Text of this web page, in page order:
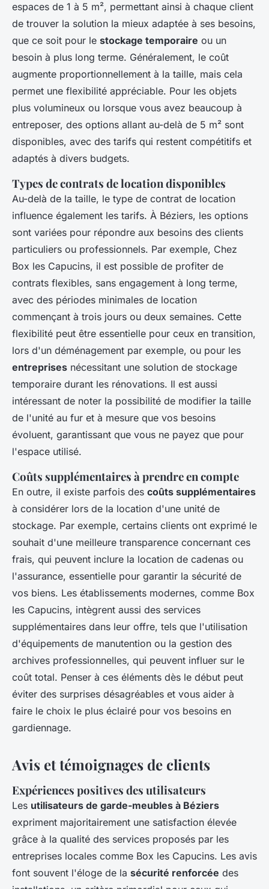
espaces de 1 à 5 m², permettant ainsi à chaque client
de trouver la solution la mieux adaptée à ses besoins,
que ce soit pour le stockage temporaire ou un
besoin à plus long terme. Généralement, le coût
augmente proportionnellement à la taille, mais cela
permet une flexibilité appréciable. Pour les objets
plus volumineux ou lorsque vous avez beaucoup à
entreposer, des options allant au-delà de 5 m² sont
disponibles, avec des tarifs qui restent compétitifs et
adaptés à divers budgets.
Types de contrats de location disponibles
Au-delà de la taille, le type de contrat de location
influence également les tarifs. À Béziers, les options
sont variées pour répondre aux besoins des clients
particuliers ou professionnels. Par exemple, Chez
Box les Capucins, il est possible de profiter de
contrats flexibles, sans engagement à long terme,
avec des périodes minimales de location
commençant à trois jours ou deux semaines. Cette
flexibilité peut être essentielle pour ceux en transition,
lors d'un déménagement par exemple, ou pour les
entreprises nécessitant une solution de stockage
temporaire durant les rénovations. Il est aussi
intéressant de noter la possibilité de modifier la taille
de l'unité au fur et à mesure que vos besoins
évoluent, garantissant que vous ne payez que pour
l'espace utilisé.
Coûts supplémentaires à prendre en compte
En outre, il existe parfois des coûts supplémentaires
à considérer lors de la location d'une unité de
stockage. Par exemple, certains clients ont exprimé le
souhait d'une meilleure transparence concernant ces
frais, qui peuvent inclure la location de cadenas ou
l'assurance, essentielle pour garantir la sécurité de
vos biens. Les établissements modernes, comme Box
les Capucins, intègrent aussi des services
supplémentaires dans leur offre, tels que l'utilisation
d'équipements de manutention ou la gestion des
archives professionnelles, qui peuvent influer sur le
coût total. Penser à ces éléments dès le début peut
éviter des surprises désagréables et vous aider à
faire le choix le plus éclairé pour vos besoins en
gardiennage.
Avis et témoignages de clients
Expériences positives des utilisateurs
Les utilisateurs de garde-meubles à Béziers
expriment majoritairement une satisfaction élevée
grâce à la qualité des services proposés par les
entreprises locales comme Box les Capucins. Les avis
font souvent l'éloge de la sécurité renforcée des